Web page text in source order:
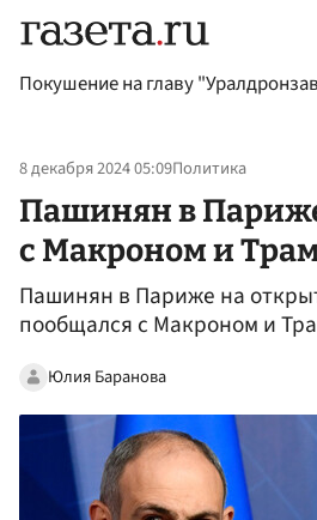
Покушение на главу
8 декабря 2024 05:09Политика
Пашинян в
с Макроном и
Пашинян в Париже на
пообщался с Макроном и
Юлия Баранова